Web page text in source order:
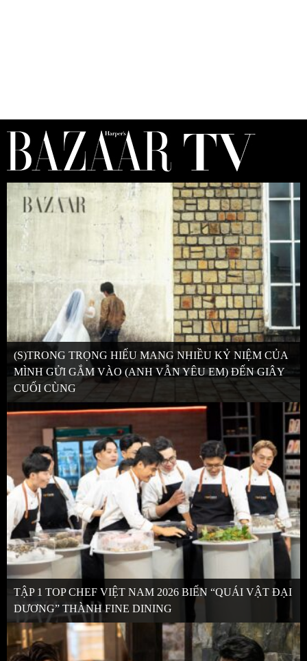
(S)TRONG TRỌNG HIẾU MANG NHIỀU KỶ NIỆM CỦA
MÌNH GỬI GẮM VÀO (ANH VẪN YÊU EM) ĐẾN GIÂY
CUỐI CÙNG
TẬP 1 TOP CHEF VIỆT NAM 2026 BIẾN “QUÁI VẬT ĐẠI
DƯƠNG” THÀNH FINE DINING